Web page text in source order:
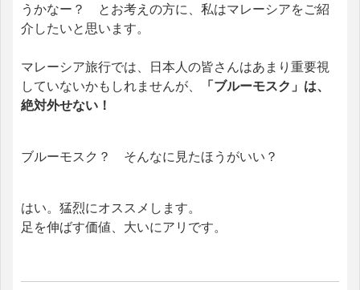
うかなー？ とお考えの方に、私はマレーシアをご紹
介したいと思います。
マレーシア旅行では、日本人の皆さんはあまり重要視
していないかもしれませんが、
「ブルーモスク」は、
絶対外せない！
ブルーモスク？ そんなに見たほうがいい？
はい。猛烈にオススメします。
足を伸ばす価値、大いにアリです。